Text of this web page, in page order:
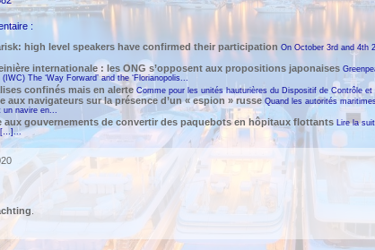
:
high level speakers have confirmed their participation On October 3rd and 4th
internationale : les ONG s’opposent aux propositions japonaises
The ‘Way Forward’ and the ‘Florianopolis...
confinés mais en alerte Comme pour les unités hauturières du Dispositif de Contrôle
aux navigateurs sur la présence d’un « espion » russe Quand les autorités
un navire en...
aux gouvernements de convertir des paquebots en hôpitaux flottants
Lire la
[…]...